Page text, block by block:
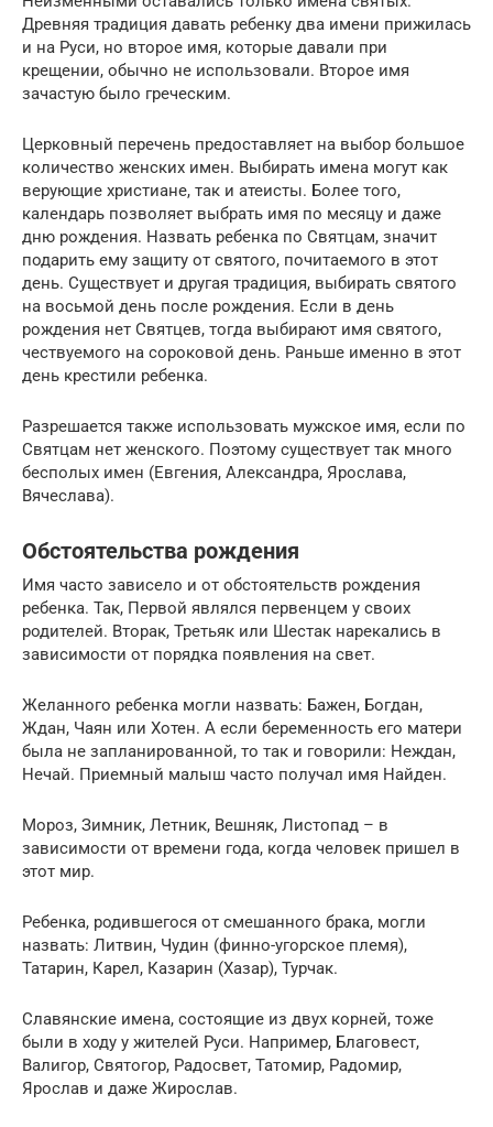
Древняя традиция давать ребенку два имени прижилась
и на Руси, но второе имя, которые давали при
крещении, обычно не использовали. Второе имя
зачастую было греческим.
Церковный перечень предоставляет на выбор большое
количество женских имен. Выбирать имена могут как
верующие христиане, так и атеисты. Более того,
календарь позволяет выбрать имя по месяцу и даже
дню рождения. Назвать ребенка по Святцам, значит
подарить ему защиту от святого, почитаемого в этот
день. Существует и другая традиция, выбирать святого
на восьмой день после рождения. Если в день
рождения нет Святцев, тогда выбирают имя святого,
чествуемого на сороковой день. Раньше именно в этот
день крестили ребенка.
Разрешается также использовать мужское имя, если по
Святцам нет женского. Поэтому существует так много
бесполых имен (Евгения, Александра, Ярослава,
Вячеслава).
Обстоятельства рождения
Имя часто зависело и от обстоятельств рождения
ребенка. Так, Первой являлся первенцем у своих
родителей. Вторак, Третьяк или Шестак нарекались в
зависимости от порядка появления на свет.
Желанного ребенка могли назвать: Бажен, Богдан,
Ждан, Чаян или Хотен. А если беременность его матери
была не запланированной, то так и говорили: Неждан,
Нечай. Приемный малыш часто получал имя Найден.
Мороз, Зимник, Летник, Вешняк, Листопад – в
зависимости от времени года, когда человек пришел в
этот мир.
Ребенка, родившегося от смешанного брака, могли
назвать: Литвин, Чудин (финно-угорское племя),
Татарин, Карел, Казарин (Хазар), Турчак.
Славянские имена, состоящие из двух корней, тоже
были в ходу у жителей Руси. Например, Благовест,
Валигор, Святогор, Радосвет, Татомир, Радомир,
Ярослав и даже Жирослав.